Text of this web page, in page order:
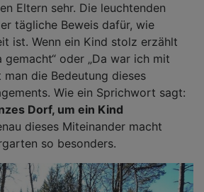
Eltern sehr. Die leuchtenden
tägliche Beweis dafür, wie
ist. Wenn ein Kind stolz erzählt
gemacht“ oder „Da war ich mit
man die Bedeutung dieses
Wie ein Sprichwort sagt:
Dorf, um ein Kind
dieses Miteinander macht
so besonders.